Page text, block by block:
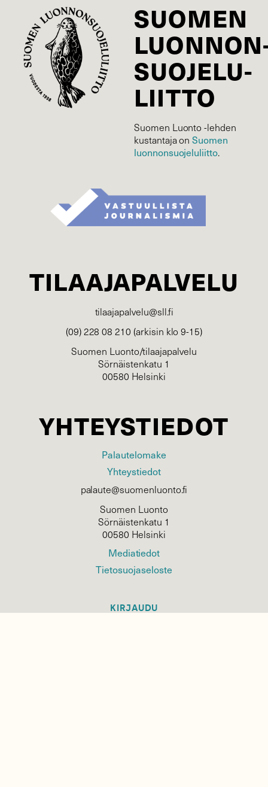
SUOMEN
SUOJELU­
LIITTO
Suomen Luonto -lehden
kustantaja onSuomen
luonnonsuojelu­liitto.
TILAAJAPALVELU
tilaajapalvelu@sll.fi
(09) 228 08 210 (arkisin klo 9-15)
Suomen Luonto/tilaajapalvelu
Sörnäistenkatu 1
00580 Helsinki
YHTEYSTIEDOT
Palautelomake
Yhteystiedot
palaute@suomenluonto.fi
Suomen Luonto
Sörnäistenkatu 1
00580 Helsinki
Mediatiedot
Tietosuojaseloste
KIRJAUDU